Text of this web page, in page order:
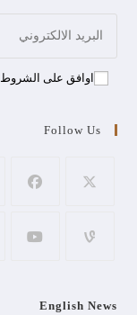
اوافق على الشروط
Follow Us
English News